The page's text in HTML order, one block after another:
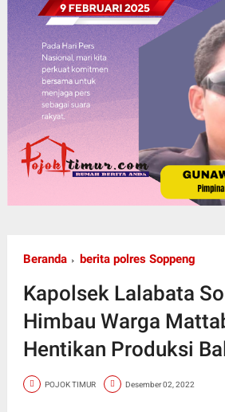
Beranda berita polres Soppeng
Kapolsek Lalabata
Himbau Warga
Hentikan Produksi
POJOK TIMUR Desember 02, 2022